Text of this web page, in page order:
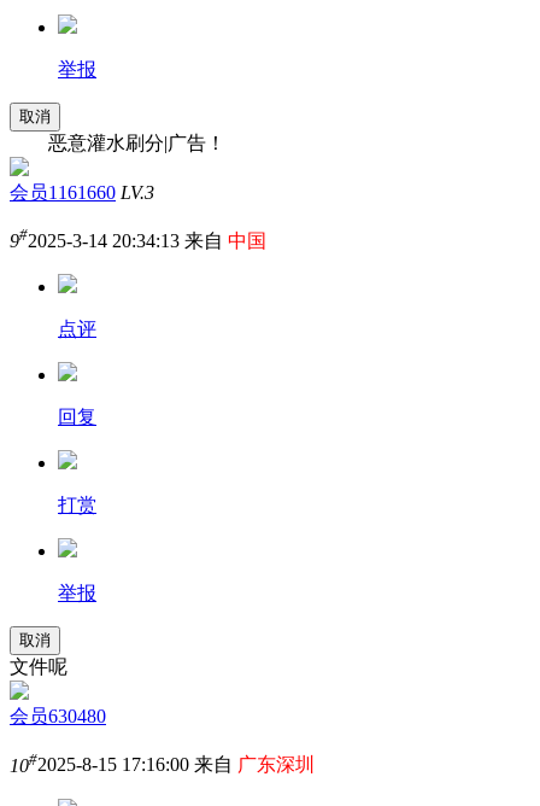
举报
取消
恶意灌水刷分|广告！
会员1161660 LV.3
9#2025-3-14 20:34:13 来自 中国
点评
回复
打赏
举报
取消
文件呢
会员630480
10#2025-8-15 17:16:00 来自 广东深圳